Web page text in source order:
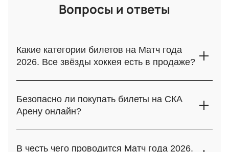
Вопросы и ответы
Какие категории билетов на Матч года
2026. Все звёзды хоккея есть в продаже?
места у бортика, центральные сектора и более
бюджетные ярусы. Вы сможете выбрать идеальный для
себя вариант на Матч года 2026. Все звёзды хоккея,
который пройдет 25 июля 2026 года в городе Санкт-
Безопасно ли покупать билеты на СКА
Арену онлайн?
платежных данных и гарантирует подлинность всех
В честь чего проводится Матч года 2026.